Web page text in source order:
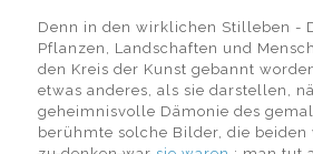
Denn in den wirklichen Stilleben -
Pflanzen, Landschaften und
den Kreis der Kunst gebannt
etwas anderes, als sie darstellen,
geheimnisvolle Dämonie des
berühmte solche Bilder, die beiden